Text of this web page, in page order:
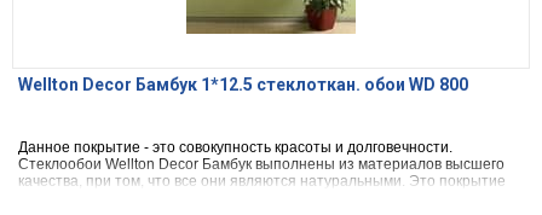
Wellton Decor Бамбук 1*12.5 стеклоткан. обои WD 800
Данное покрытие - это совокупность красоты и долговечности.
Стеклообои Wellton Decor Бамбук выполнены из материалов высшего
качества, при том, что все они являются натуральными. Это покрытие